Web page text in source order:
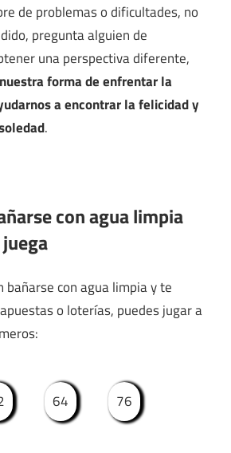
de problemas o dificultades, no
pregunta alguien de
una perspectiva diferente,
forma de enfrentar la
a encontrar la felicidad y
.
con agua limpia
bañarse con agua limpia y te
o loterías, puedes jugar a
64 76